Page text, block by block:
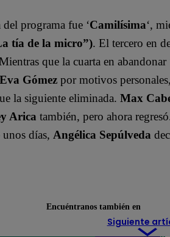
programa fue ‘Camilísima‘,
tía de la micro”). El tercero en
que la cuarta en abandonar
Eva Gómez por motivos
la siguiente eliminada. Max
Arica también, pero ahora
días, Angélica Sepúlveda
Siguiente
Encuéntranos también en